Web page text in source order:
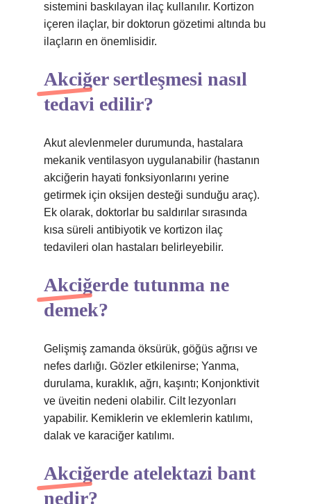
sistemini baskılayan ilaç kullanılır. Kortizon
içeren ilaçlar, bir doktorun gözetimi altında bu
ilaçların en önemlisidir.
Akciğer sertleşmesi nasıl
tedavi edilir?
Akut alevlenmeler durumunda, hastalara
mekanik ventilasyon uygulanabilir (hastanın
akciğerin hayati fonksiyonlarını yerine
getirmek için oksijen desteği sunduğu araç).
Ek olarak, doktorlar bu saldırılar sırasında
kısa süreli antibiyotik ve kortizon ilaç
tedavileri olan hastaları belirleyebilir.
Akciğerde tutunma ne
demek?
Gelişmiş zamanda öksürük, göğüs ağrısı ve
nefes darlığı. Gözler etkilenirse; Yanma,
durulama, kuraklık, ağrı, kaşıntı; Konjonktivit
ve üveitin nedeni olabilir. Cilt lezyonları
yapabilir. Kemiklerin ve eklemlerin katılımı,
dalak ve karaciğer katılımı.
Akciğerde atelektazi bant
nedir?